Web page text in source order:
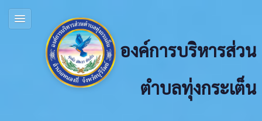
องค์การบริหารส่วน
ตำบลทุ่งกระเต็น